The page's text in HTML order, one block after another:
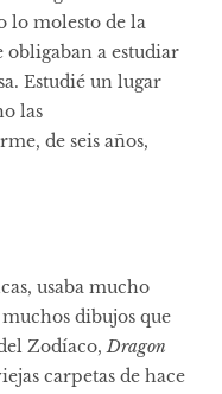
lo molesto de la
a estudiar
Estudié un lugar
las
de seis años,
usaba mucho
dibujos que
Zodíaco,Dragon
carpetas de hace